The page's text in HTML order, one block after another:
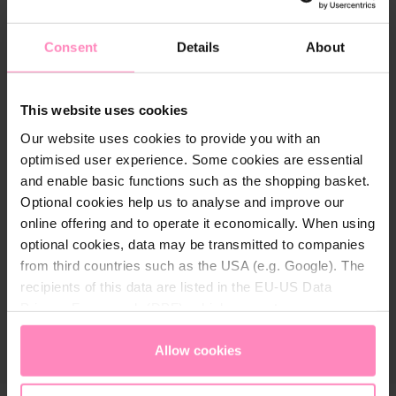
Consent Details About
This website uses cookies
Our website uses cookies to provide you with an
optimised user experience. Some cookies are essential
and enable basic functions such as the shopping basket.
Optional cookies help us to analyse and improve our
online offering and to operate it economically. When using
optional cookies, data may be transmitted to companies
from third countries such as the USA (e.g. Google). The
recipients of this data are listed in the EU-US Data
appropriate level of data protection. You canaccept all
only allow necessary cookies
access and change your chosen setting at any time in
Allow cookies
BWT TERMÉK
DOKUMENTÁCIÓ
A BWT-ről